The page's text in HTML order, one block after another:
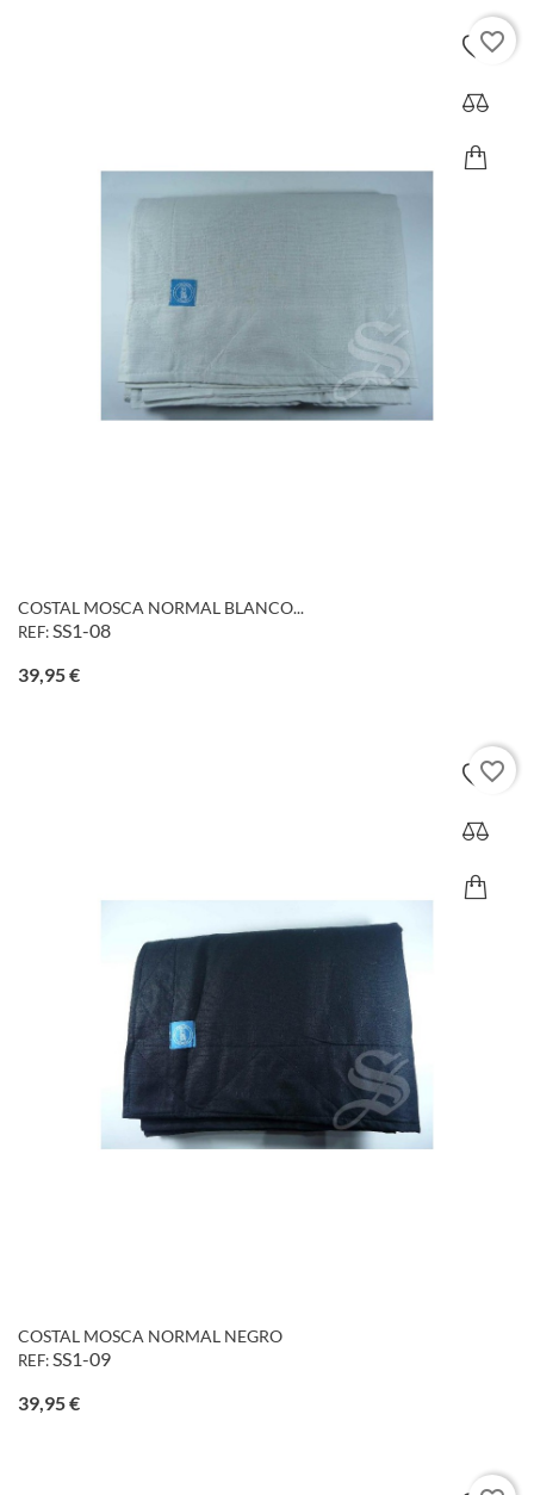
COSTAL MOSCA NORMAL BLANCO...
REF: SS1-08
39,95 €Precio
favorite_border
COSTAL MOSCA NORMAL NEGRO
REF:SS1-09
39,95 €Precio
favorite_border